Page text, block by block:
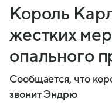
Король
жестких
опального
Сообщается, что
звонит Эндрю